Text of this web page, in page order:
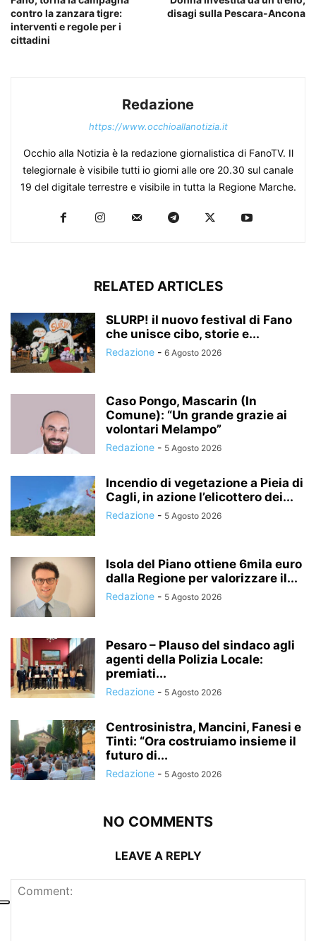
contro la zanzara tigre:
interventi e regole per i
cittadini
disagi sulla Pescara-Ancona
Redazione
https://www.occhioallanotizia.it
Occhio alla Notizia è la redazione giornalistica di FanoTV. Il
telegiornale è visibile tutti io giorni alle ore 20.30 sul canale
19 del digitale terrestre e visibile in tutta la Regione Marche.
RELATED ARTICLES
SLURP! il nuovo festival di Fano
che unisce cibo, storie e...
Redazione - 6 Agosto 2026
Caso Pongo, Mascarin (In
Comune): “Un grande grazie ai
volontari Melampo”
Redazione - 5 Agosto 2026
Incendio di vegetazione a Pieia di
Cagli, in azione l’elicottero dei...
Redazione - 5 Agosto 2026
Isola del Piano ottiene 6mila euro
dalla Regione per valorizzare il...
Redazione - 5 Agosto 2026
Pesaro – Plauso del sindaco agli
agenti della Polizia Locale:
premiati...
Redazione - 5 Agosto 2026
Centrosinistra, Mancini, Fanesi e
Tinti: “Ora costruiamo insieme il
futuro di...
Redazione - 5 Agosto 2026
NO COMMENTS
LEAVE A REPLY